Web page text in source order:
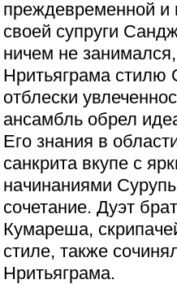
преждевременной и
своей супруги
ничем не
Нритьяграма стилю
отблески
ансамбль обрел
Его знания в
санкрита вкупе с
начинаниями
сочетание. Дуэт
Кумареша,
стиле, также
Нритьяграма.